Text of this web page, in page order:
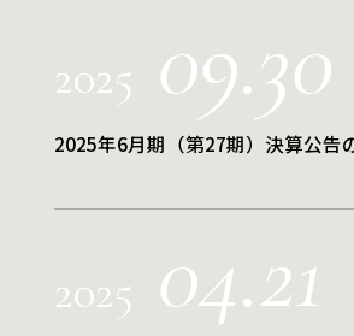
2025 09.30
2025年6月期（第27期）決算公告
2025 04.21